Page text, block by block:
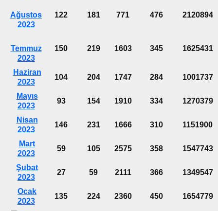
Ağustos
2023
122 181 771 476 2120894
Temmuz
2023
150 219 1603 345 1625431
Haziran
2023
104 204 1747 284 1001737
Mayıs
2023
93 154 1910 334 1270379
Nisan
2023
146 231 1666 310 1151900
Mart
2023
59 105 2575 358 1547743
Şubat
2023
27 59 2111 366 1349547
Ocak
2023
135 224 2360 450 1654779